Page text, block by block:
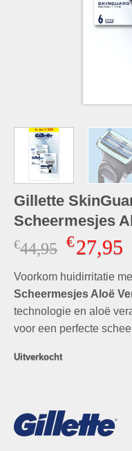
Gillette
Scheermesjes
€44,95
was:
€44,95.
€27,95
Voorkom huidirritatie
Scheermesjes Aloë
technologie en aloë
voor een perfecte
Uitverkocht